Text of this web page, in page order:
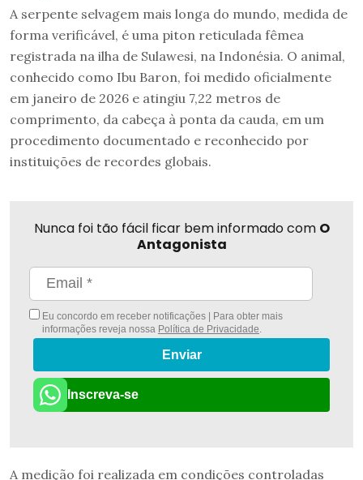
A serpente selvagem mais longa do mundo, medida de
forma verificável, é uma piton reticulada fêmea
registrada na ilha de Sulawesi, na Indonésia. O animal,
conhecido como Ibu Baron, foi medido oficialmente
em janeiro de 2026 e atingiu 7,22 metros de
comprimento, da cabeça à ponta da cauda, em um
procedimento documentado e reconhecido por
instituições de recordes globais.
Nunca foi tão fácil ficar bem informado com O
Antagonista
Eu concordo em receber notificações | Para obter mais
informações reveja nossa Política de Privacidade
Enviar
Inscreva-se
A medição foi realizada em condições controladas